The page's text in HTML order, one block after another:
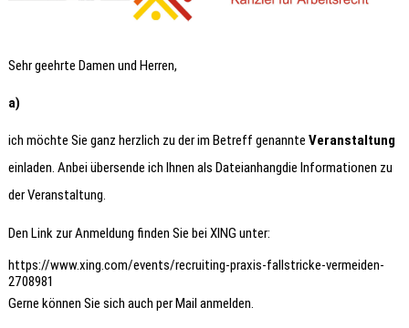
Sehr geehrte Damen und Herren,
a)
ich möchte Sie ganz herzlich zu der im Betreff genannteVeranstaltung
einladen. Anbei übersende ich Ihnen als Dateianhangdie Informationen zu
der Veranstaltung.
Den Link zur Anmeldung finden Sie bei XING unter:
https://www.xing.com/events/recruiting-praxis-fallstricke-vermeiden-
2708981
Gerne können Sie sich auch per Mail anmelden.